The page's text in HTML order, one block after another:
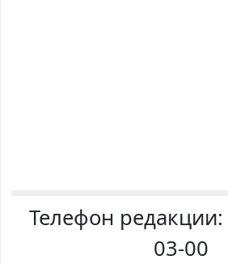
Телефон редакции:
03-00